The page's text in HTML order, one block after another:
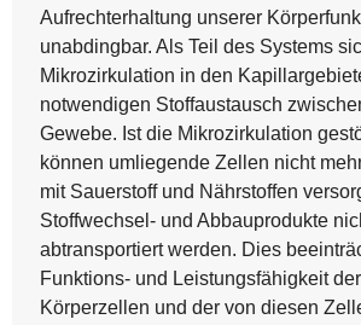
Aufrechterhaltung unserer
unabdingbar. Als Teil des Systems
Mikrozirkulation in den
notwendigen Stoffaustausch
Gewebe. Ist die Mikrozirkulation
können umliegende Zellen nicht
mit Sauerstoff und Nährstoffen
Stoffwechsel- und Abbauprodukte
abtransportiert werden. Dies
Funktions- und Leistungsfähigkeit
Körperzellen und der von diesen